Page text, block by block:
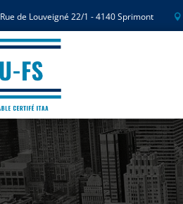
Rue de Louveigné 22/1 - 4140 Sprimont